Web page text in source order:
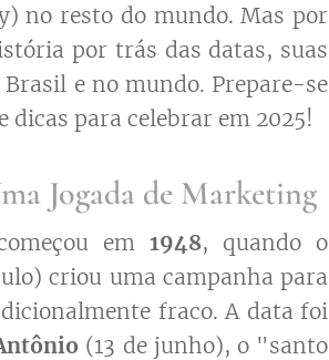
no resto do mundo. Mas por
por trás das datas, suas
e no mundo. Prepare-se
para celebrar em 2025!
Jogada de Marketing
em 1948, quando o
criou uma campanha para
fraco. A data foi
(13 de junho), o "santo